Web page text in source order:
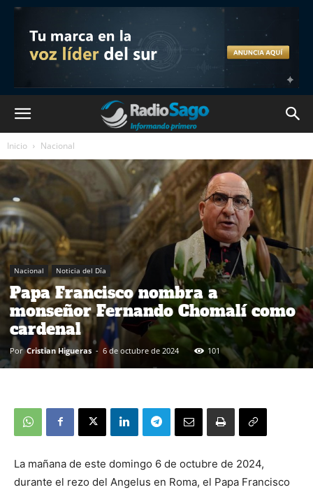
Inicio Nacional
Nacional Noticia del Día
Papa Francisco nombra a
monseñor Fernando Chomalí como
cardenal
Por Cristian Higueras - 6 de octubre de 2024 101
La mañana de este domingo 6 de octubre de 2024,
durante el rezo del Angelus en Roma, el Papa Francisco